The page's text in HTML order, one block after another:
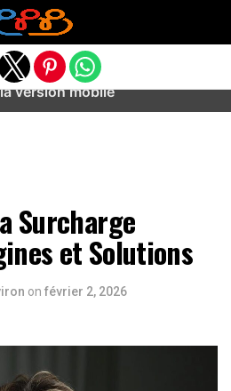
modifier '/' in
aideanxietestress.fr/
views/includes/class-bots.php
Surcharge
et Solutions
on février 2, 2026
version mobile